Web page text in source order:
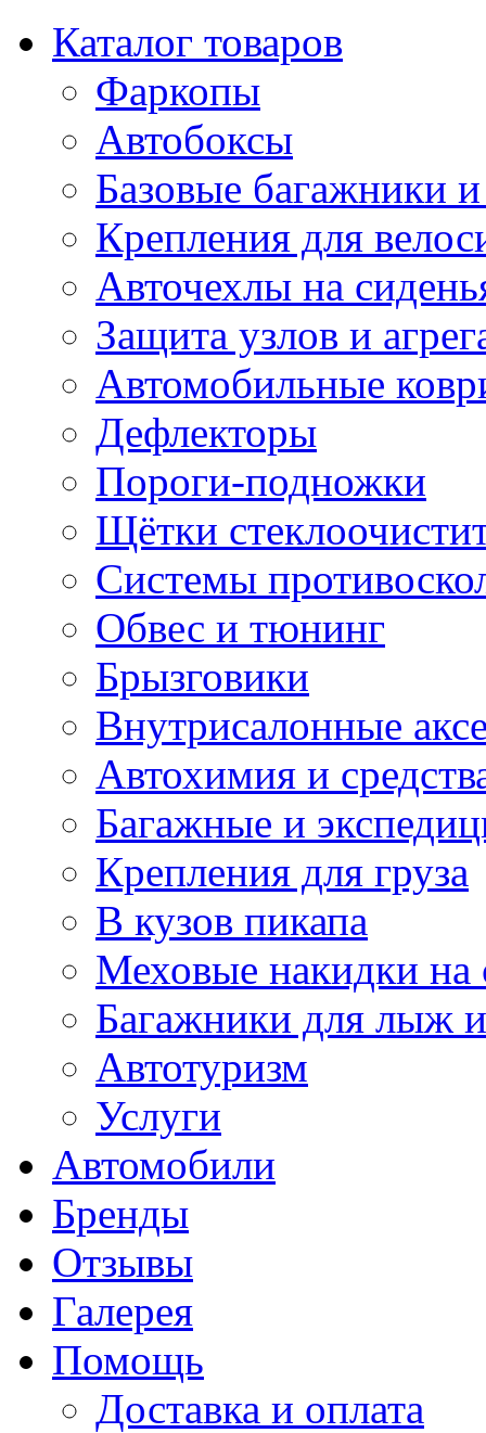
Каталог товаров
Фаркопы
Автобоксы
Базовые багажники
Крепления для
Авточехлы на
Защита узлов и
Автомобильные
Дефлекторы
Пороги-подножки
Щётки
Системы
Обвес и тюнинг
Брызговики
Внутрисалонные
Автохимия и
Багажные и
Крепления для груза
В кузов пикапа
Меховые накидки на
Багажники для лыж
Автотуризм
Услуги
Автомобили
Бренды
Отзывы
Галерея
Помощь
Доставка и оплата